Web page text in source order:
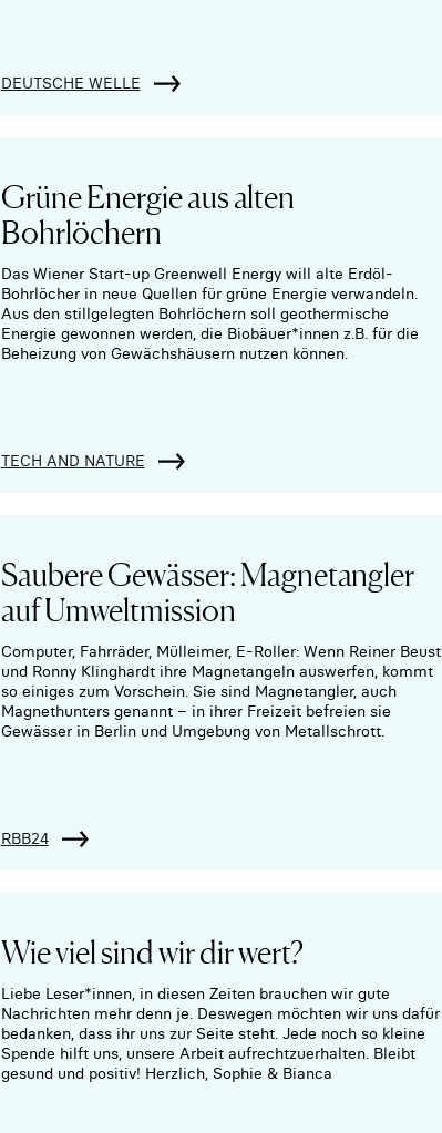
DEUTSCHE WELLE
Grüne Energie aus alten
Bohrlöchern
Das Wiener Start-up Greenwell Energy will alte Erdöl-
Bohrlöcher in neue Quellen für grüne Energie verwandeln.
Aus den stillgelegten Bohrlöchern soll geothermische
Energie gewonnen werden, die Biobäuer*innen z.B. für die
Beheizung von Gewächshäusern nutzen können.
TECH AND NATURE
Saubere Gewässer: Magnetangler
auf Umweltmission
Computer, Fahrräder, Mülleimer, E-Roller: Wenn Reiner Beust
und Ronny Klinghardt ihre Magnetangeln auswerfen, kommt
so einiges zum Vorschein. Sie sind Magnetangler, auch
Magnethunters genannt – in ihrer Freizeit befreien sie
Gewässer in Berlin und Umgebung von Metallschrott.
RBB24
Wie viel sind wir dir wert?
Liebe Leser*innen, in diesen Zeiten brauchen wir gute
Nachrichten mehr denn je. Deswegen möchten wir uns dafür
bedanken, dass ihr uns zur Seite steht. Jede noch so kleine
Spende hilft uns, unsere Arbeit aufrechtzuerhalten. Bleibt
gesund und positiv! Herzlich, Sophie & Bianca